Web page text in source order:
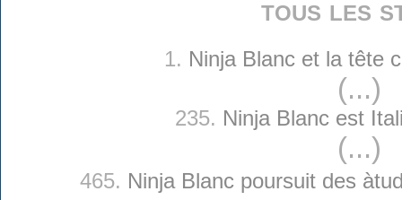
tous les
1. Ninja Blanc et la tête
(...)
235. Ninja Blanc est
(...)
465. Ninja Blanc poursuit des